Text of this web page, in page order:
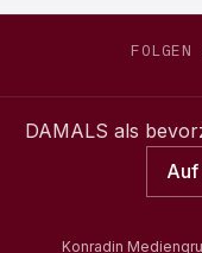
DAMALS als
Konradin